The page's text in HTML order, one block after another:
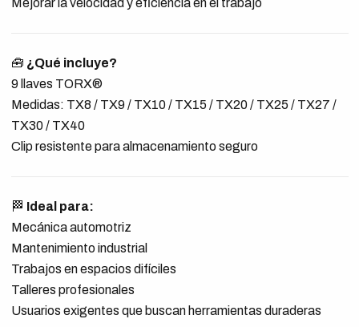
Mejorar la velocidad y eficiencia en el trabajo
🧰 ¿Qué incluye?
9 llaves TORX®
Medidas: TX8 / TX9 / TX10 / TX15 / TX20 / TX25 / TX27 /
TX30 / TX40
Clip resistente para almacenamiento seguro
🏁 Ideal para:
Mecánica automotriz
Mantenimiento industrial
Trabajos en espacios difíciles
Talleres profesionales
Usuarios exigentes que buscan herramientas duraderas